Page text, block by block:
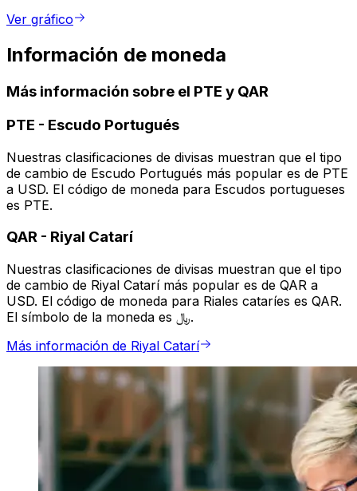
Ver gráfico
Información de moneda
Más información sobre el PTE y QAR
PTE - Escudo Portugués
Nuestras clasificaciones de divisas muestran que el tipo
de cambio de Escudo Portugués más popular es de PTE
a USD. El código de moneda para Escudos portugueses
es PTE.
QAR - Riyal Catarí
Nuestras clasificaciones de divisas muestran que el tipo
de cambio de Riyal Catarí más popular es de QAR a
USD. El código de moneda para Riales cataríes es QAR.
El símbolo de la moneda es ﷼.
Más información de Riyal Catarí